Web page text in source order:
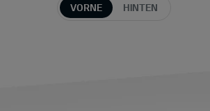
VORNE HINTEN